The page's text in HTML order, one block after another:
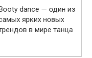
dance — один из
ярких новых
в мире танца